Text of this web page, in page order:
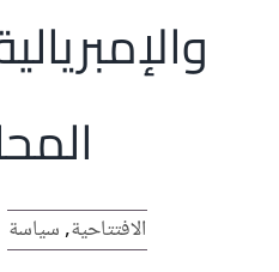
الافتتاحية,سياسة